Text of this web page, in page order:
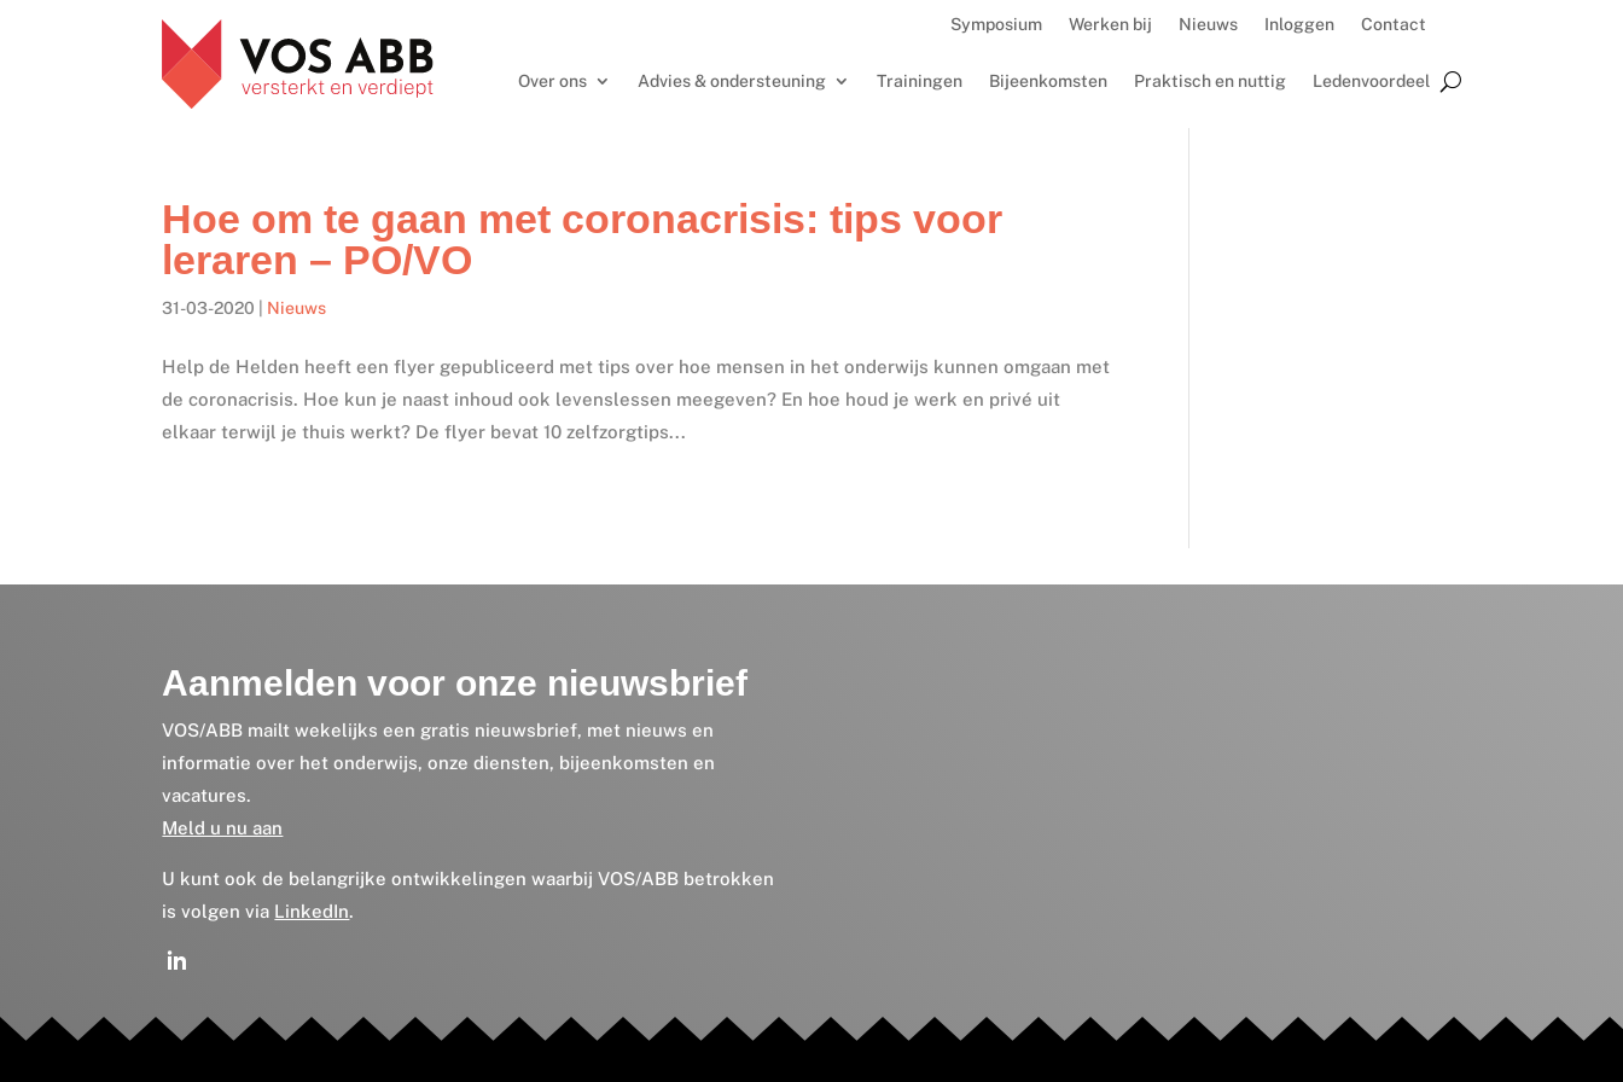
Symposium Werken bij Nieuws Inloggen Contact
Over ons Advies & ondersteuning Trainingen Bijeenkomsten Praktisch en nuttig Ledenvoordeel
Hoe om te gaan met coronacrisis: tips voor
leraren – PO/VO
31-03-2020 Nieuws
Help de Helden heeft een flyer gepubliceerd met tips over hoe mensen in het onderwijs kunnen omgaan met
de coronacrisis. Hoe kun je naast inhoud ook levenslessen meegeven? En hoe houd je werk en privé uit
elkaar terwijl je thuis werkt? De flyer bevat 10 zelfzorgtips...
Aanmelden voor onze nieuwsbrief
VOS/ABB mailt wekelijks een gratis nieuwsbrief, met nieuws en
informatie over het onderwijs, onze diensten, bijeenkomsten en
vacatures.
Meld u nu aan
U kunt ook de belangrijke ontwikkelingen waarbij VOS/ABB betrokken
is volgen via LinkedIn.